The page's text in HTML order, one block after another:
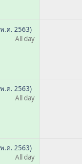
.ค. 2563)
All day
.ค. 2563)
All day
.ค. 2563)
All day